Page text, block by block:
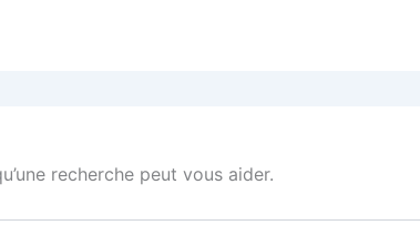
recherche peut vous aider.